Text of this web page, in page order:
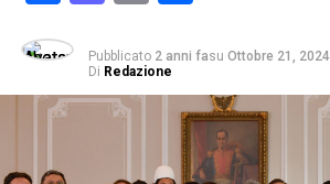
Pubblicato 2 anni fasu Ottobre 21, 2024
Di Redazione